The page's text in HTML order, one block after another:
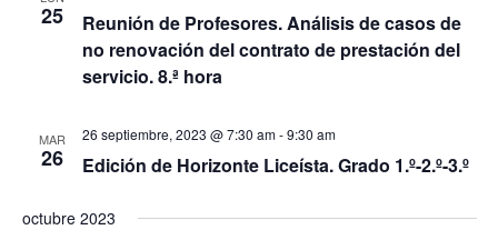
25
Reunión de Profesores. Análisis de casos de
no renovación del contrato de prestación del
servicio. 8.ª hora
MAR
26
26 septiembre, 2023 @ 7:30 am-9:30 am
Edición de Horizonte Liceísta. Grado 1.º-2.º-3.º
octubre 2023